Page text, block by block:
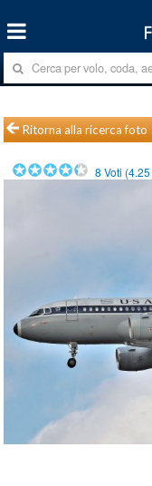
Ritorna alla ricerca foto
8 Voti (4.25